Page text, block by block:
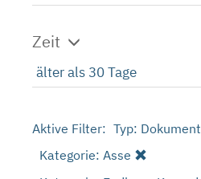
Zeit
älter als 30 Tage
Aktive Filter: Typ: Dokument
Kategorie: Asse